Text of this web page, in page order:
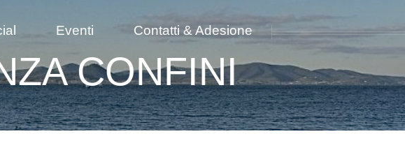
CONFINI
Eventi Contatti & Adesione